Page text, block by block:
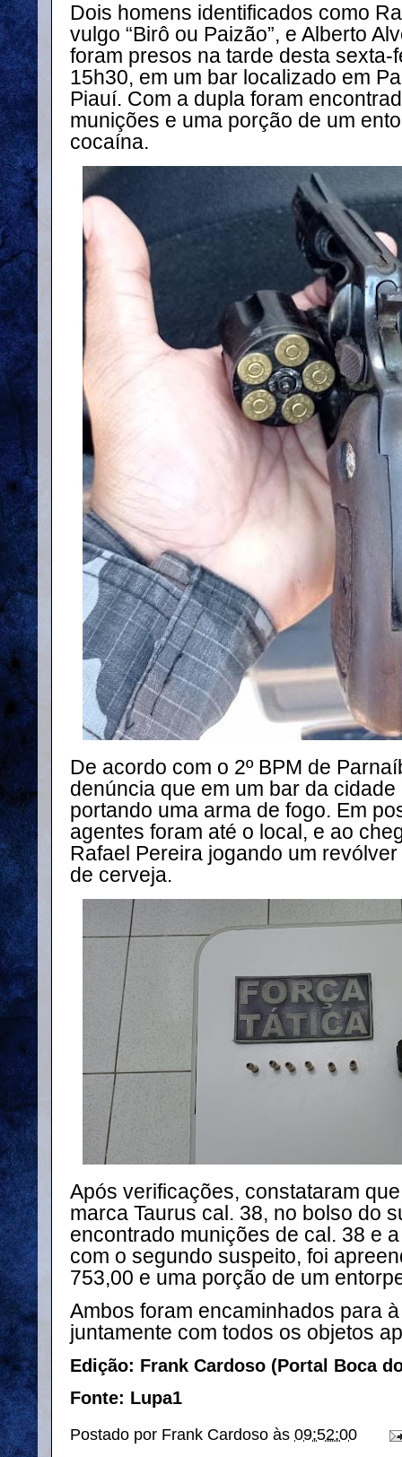
Dois homens identificados como
vulgo “Birô ou Paizão”, e Alberto
foram presos na tarde desta sexta-
15h30, em um bar localizado em
Piauí. Com a dupla foram
munições e uma porção de um
cocaína.
De acordo com o 2º BPM de
denúncia que em um bar da
portando uma arma de fogo. Em
agentes foram até o local, e ao
Rafael Pereira jogando um
de cerveja.
Após verificações, constataram
marca Taurus cal. 38, no bolso do
encontrado munições de cal. 38 e
com o segundo suspeito, foi
753,00 e uma porção de um
Ambos foram encaminhados para
juntamente com todos os objetos
Edição: Frank Cardoso (Portal Boca
Fonte: Lupa1
Postado por Frank Cardoso às 09:52:00